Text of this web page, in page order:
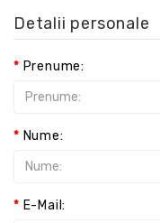
Detalii personale
Prenume:
Nume:
E-Mail: